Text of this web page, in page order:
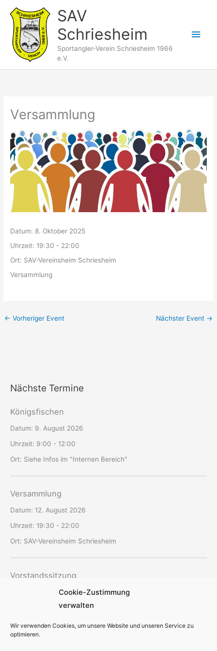
Cookie-Zustimmung
verwalten
Wir verwenden Cookies, um unsere Website und unseren Service zu
optimieren.
Inhalt
springen
SAV
Schriesheim
Sportangler-Verein Schriesheim 1966
e.V.
Versammlung
Datum: 8. Oktober 2025
Uhrzeit: 19:30 - 22:00
Ort: SAV-Vereinsheim Schriesheim
Versammlung
← Vorheriger Event Nächster Event →
Nächste Termine
Königsfischen
Datum: 9. August 2026
Uhrzeit: 9:00 - 12:00
Ort: Siehe Infos im "Internen Bereich"
Versammlung
Datum: 12. August 2026
Uhrzeit: 19:30 - 22:00
Ort: SAV-Vereinsheim Schriesheim
Vorstandssitzung
20. August 2026
19:00 - 22:30
Ort:offen